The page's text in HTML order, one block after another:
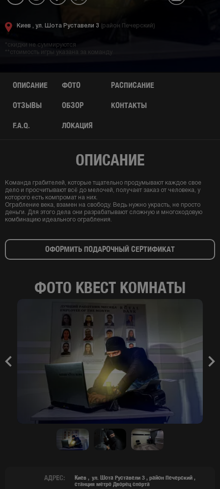
Киев , ул. Шота Руставели 3 (район Печерский)
*скидки не суммируются
**стоимость игры указана за команду
ОПИСАНИЕ ФОТО РАСПИСАНИЕ
ОТЗЫВЫ ОБЗОР КОНТАКТЫ
F.A.Q. ЛОКАЦИЯ
ОПИСАНИЕ
Команда грабителей, которые тщательно продумывают каждое свое
дело и просчитывают всё до мелочей, получает заказ от человека, у
которого есть компромат на них.
Ограбление века, взамен на свободу. Ведь нужно украсть, не просто
деньги. Для этого дела они разрабатывают сложную и многоходовую
комбинацию идеального ограбления.
ОФОРМИТЬ ПОДАРОЧНЫЙ СЕРТИФИКАТ
ФОТО КВЕСТ КОМНАТЫ
Previous
АДРЕС: Киев ул. Шота Руставели 3 , район Печерский ,
станция метро Дворец спорта